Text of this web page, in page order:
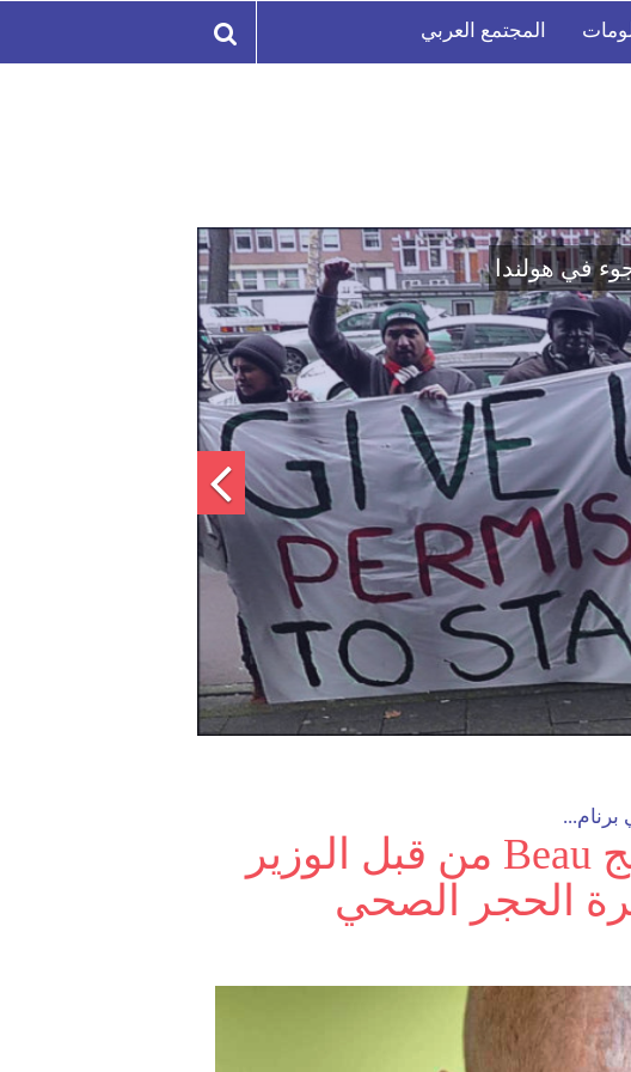
المجتمع العربي
الدولة السورية لتعزيز الوحدة
برنام...
أخطاء فادحة في برنامج Beau من قبل الوزير
الحجر الصحي